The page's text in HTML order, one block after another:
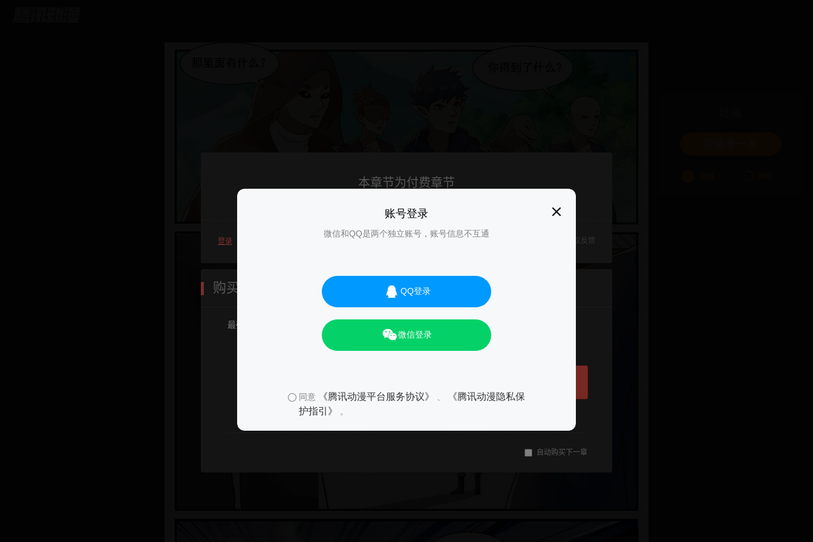
账号登录
微信和QQ是两个独立账号，账号信息不互通
QQ登录
微信登录
同意 《腾讯动漫平台服务协议》
《腾讯动漫隐私保
护指引》
。